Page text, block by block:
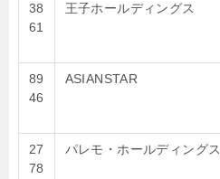
38
61
王子ホールディングス
89
46
ASIANSTAR
27
78
パレモ・ホールディングス